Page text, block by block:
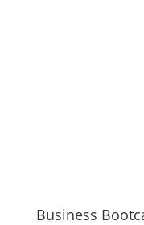
Business